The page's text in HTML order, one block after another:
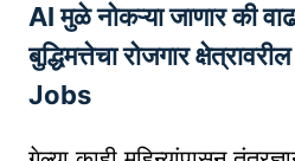
र
मा
र्श
र
ता
AI मुळे नोकऱ्या जाणार की
बुद्धिमत्तेचा रोजगार
Jobs